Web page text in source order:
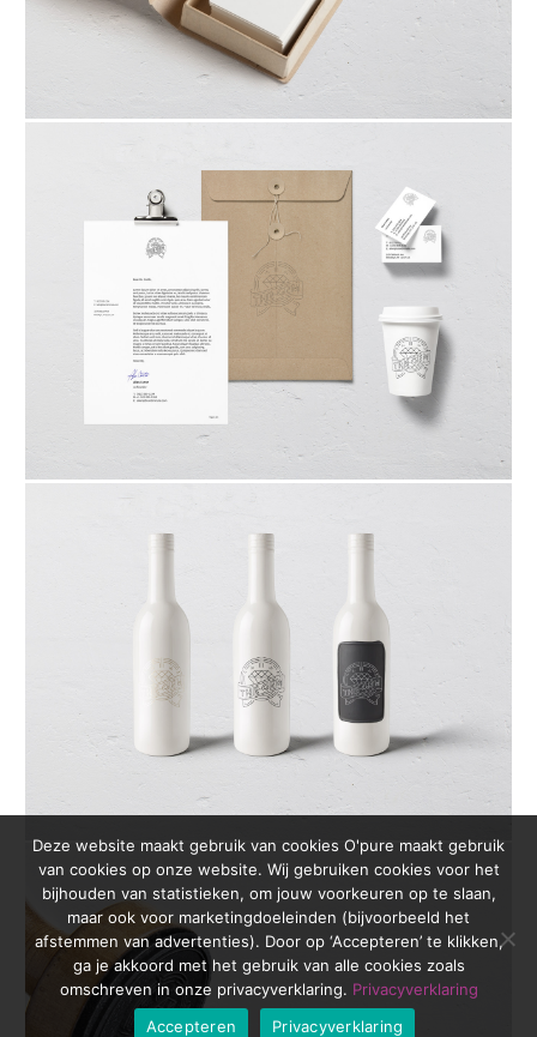
Deze website maakt gebruik van cookies O'pure maakt gebruik
van cookies op onze website. Wij gebruiken cookies voor het
bijhouden van statistieken, om jouw voorkeuren op te slaan,
maar ook voor marketingdoeleinden (bijvoorbeeld het
afstemmen van advertenties). Door op ‘Accepteren’ te klikken,
ga je akkoord met het gebruik van alle cookies zoals
omschreven in onze privacyverklaring. Privacyverklaring
Accepteren
Privacyverklaring